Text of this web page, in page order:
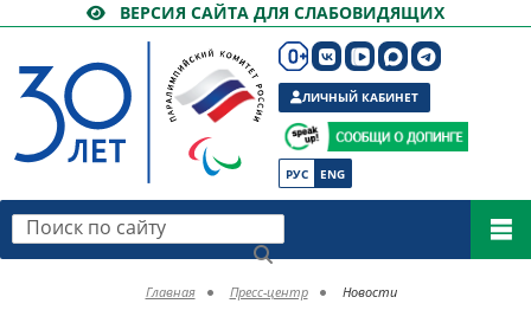
ВЕРСИЯ САЙТА ДЛЯ СЛАБОВИДЯЩИХ
РУС ENG
ЛИЧНЫЙ КАБИНЕТ
Поиск по сайту
Главная Пресс-центр Новости